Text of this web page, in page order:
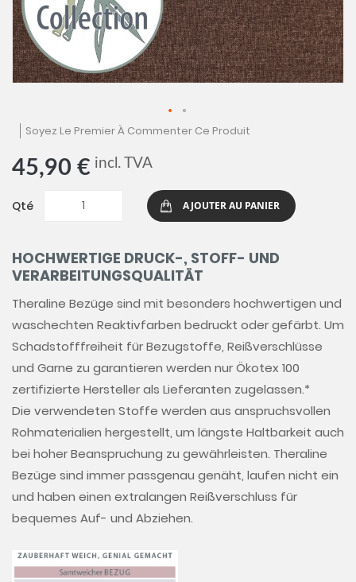
Soyez Le Premier À Commenter Ce Produit
45,90 € incl. TVA
Qté AJOUTER AU PANIER
HOCHWERTIGE DRUCK-, STOFF- UND
VERARBEITUNGSQUALITÄT
Theraline Bezüge sind mit besonders hochwertigen und
waschechten Reaktivfarben bedruckt oder gefärbt. Um
Schadstofffreiheit für Bezugstoffe, Reißverschlüsse
und Garne zu garantieren werden nur Ökotex 100
zertifizierte Hersteller als Lieferanten zugelassen.*
Die verwendeten Stoffe werden aus anspruchsvollen
Rohmaterialien hergestellt, um längste Haltbarkeit auch
bei hoher Beanspruchung zu gewährleisten. Theraline
Bezüge sind immer passgenau genäht, laufen nicht ein
und haben einen extralangen Reißverschluss für
bequemes Auf- und Abziehen.
Skip
to
the
beginning
images